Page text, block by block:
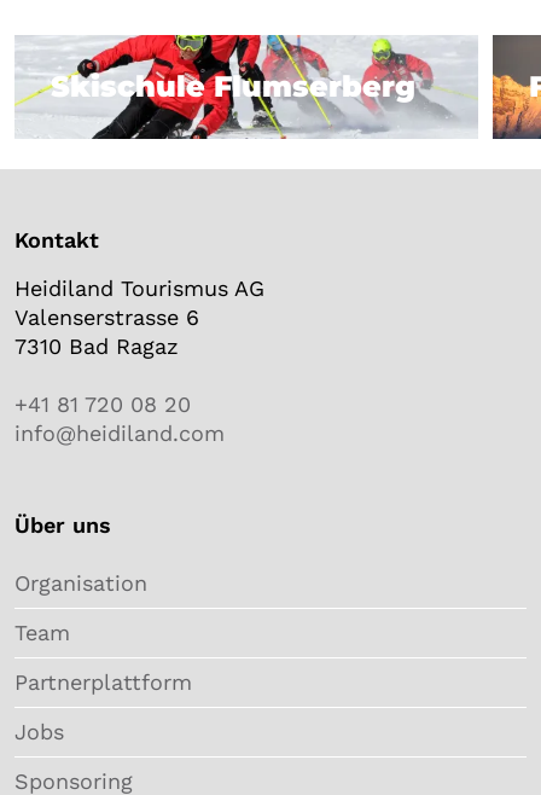
Skischule Flumserberg
Skischule Flumserberg
Kontakt
Heidiland Tourismus AG
Valenserstrasse 6
7310 Bad Ragaz
+41 81 720 08 20
info@heidiland.com
Über uns
Organisation
Team
Partnerplattform
Jobs
Sponsoring